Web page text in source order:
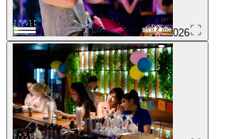
026